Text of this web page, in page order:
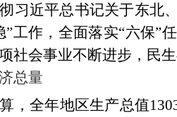
习近平总书记关于东北
”工作，全面落实“六保”
社会事业不断进步，民
总量
，全年地区生产总值